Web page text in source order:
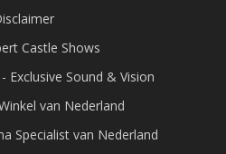
Castle Shows
Exclusive Sound & Vision
van Nederland
Specialist van Nederland